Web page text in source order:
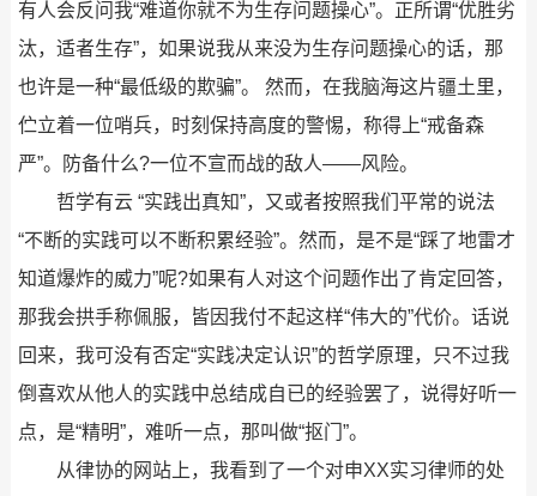
有人会反问我“难道你就不为生存问题操心”。正所谓“优胜劣
汰，适者生存”，如果说我从来没为生存问题操心的话，那
也许是一种“最低级的欺骗”。 然而，在我脑海这片疆土里，
伫立着一位哨兵，时刻保持高度的警惕，称得上“戒备森
严”。防备什么?一位不宣而战的敌人——风险。
哲学有云 “实践出真知”，又或者按照我们平常的说法
“不断的实践可以不断积累经验”。然而，是不是“踩了地雷才
知道爆炸的威力”呢?如果有人对这个问题作出了肯定回答，
那我会拱手称佩服，皆因我付不起这样“伟大的”代价。话说
回来，我可没有否定“实践决定认识”的哲学原理，只不过我
倒喜欢从他人的实践中总结成自已的经验罢了，说得好听一
点，是“精明”，难听一点，那叫做“抠门”。
从律协的网站上，我看到了一个对申XX实习律师的处